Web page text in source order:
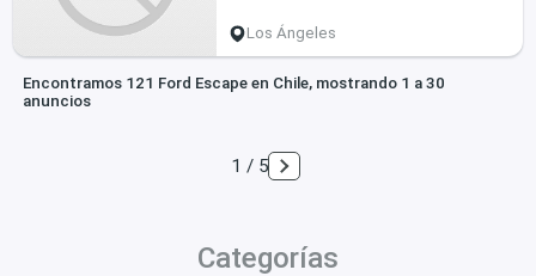
Los Ángeles
Encontramos 121 Ford Escape en Chile, mostrando 1 a 30
anuncios
1 / 5
Categorías